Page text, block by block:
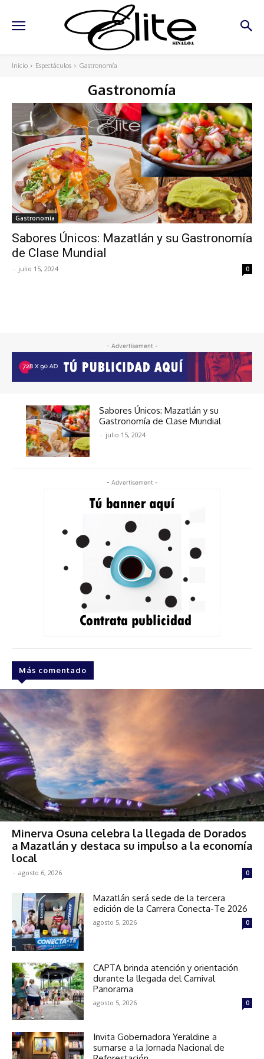
Inicio Espectáculos Gastronomía
Gastronomía
Gastronomía
Sabores Únicos: Mazatlán y su Gastronomía
de Clase Mundial
- julio 15, 2024 0
- Advertisement -
- Advertisement -
Más comentado
Minerva Osuna celebra la llegada de Dorados
a Mazatlán y destaca su impulso a la economía
local
- agosto 6, 2026 0
Mazatlán será sede de la tercera
edición de la Carrera Conecta-Te 2026
agosto 5, 2026 0
CAPTA brinda atención y orientación
durante la llegada del Carnival
Panorama
agosto 5, 2026 0
Invita Gobernadora Yeraldine a
sumarse a la Jornada Nacional de
Sabores Únicos: Mazatlán y su
Gastronomía de Clase Mundial
- julio 15, 2024